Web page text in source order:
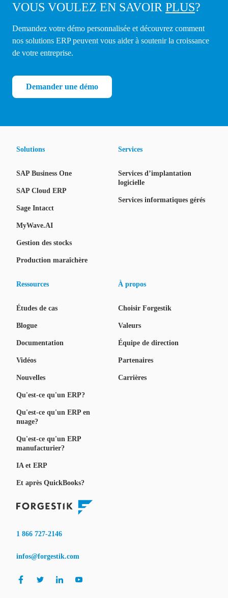
VOUS VOULEZ EN SAVOIR PLUS?
Demandez votre démo personnalisée et découvrez comment
nos solutions ERP peuvent vous aider à soutenir la croissance
de votre entreprise.
Demander une démo
Solutions
SAP Business One
SAP Cloud ERP
Sage Intacct
MyWave.AI
Gestion des stocks
Production maraîchère
Services
Services d’implantation
logicielle
Services informatiques gérés
Ressources
Études de cas
Blogue
Documentation
Vidéos
Nouvelles
Qu'est-ce qu'un ERP?
Qu'est-ce qu'un ERP en
nuage?
Qu'est-ce qu'un ERP
manufacturier?
IA et ERP
Et après QuickBooks?
À propos
Choisir Forgestik
Valeurs
Équipe de direction
Partenaires
Carrières
1 866 727-2146
infos@forgestik.com